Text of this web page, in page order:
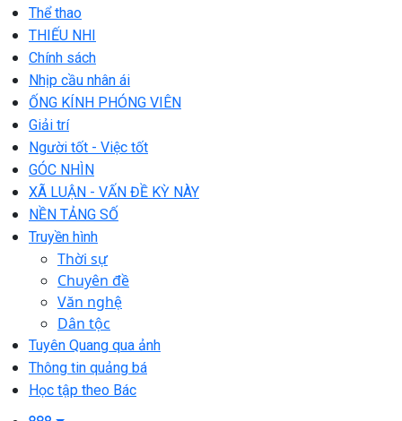
Thể thao
THIẾU NHI
Chính sách
Nhịp cầu nhân ái
ỐNG KÍNH PHÓNG VIÊN
Giải trí
Người tốt - Việc tốt
GÓC NHÌN
XÃ LUẬN - VẤN ĐỀ KỲ NÀY
NỀN TẢNG SỐ
Truyền hình
Thời sự
Chuyên đề
Văn nghệ
Dân tộc
Tuyên Quang qua ảnh
Thông tin quảng bá
Học tập theo Bác